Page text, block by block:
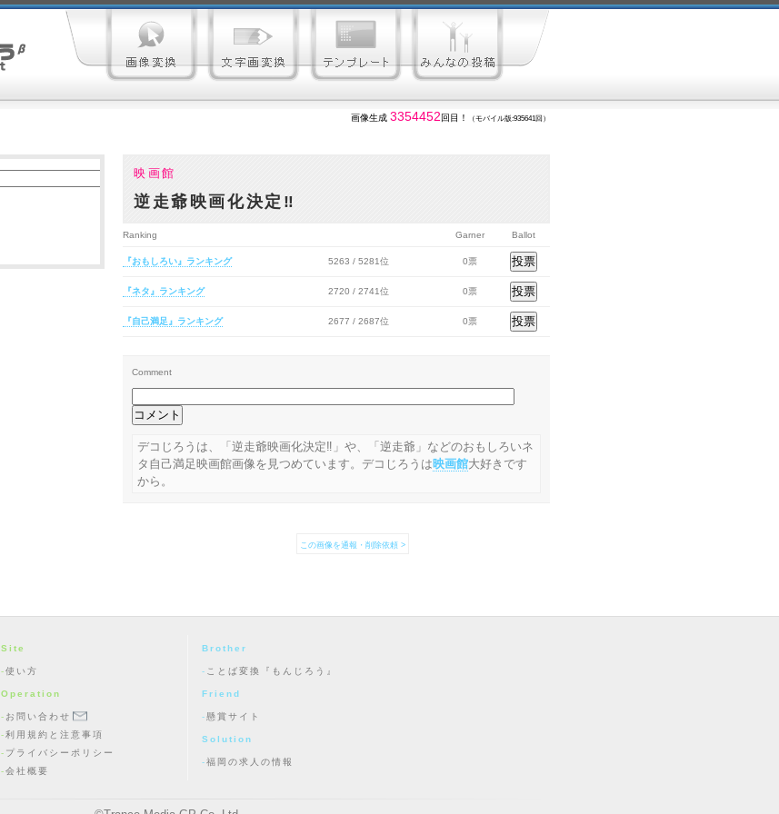
画像生成 3354452 回目！ （モバイル版:935641回）
映画館
逆走爺映画化決定‼
Ranking Garner Ballot
『おもしろい』ランキング 5263 / 5281位 0票
『ネタ』ランキング 2720 / 2741位 0票
『自己満足』ランキング 2677 / 2687位 0票
Comment
デコじろうは、「逆走爺映画化決定‼」や、「逆走爺」などのおもしろいネ
タ自己満足映画館画像を見つめています。デコじろうは映画館大好きです
から。
この画像を通報・削除依頼 >
Site
使い方
Operation
お問い合わせ
利用規約と注意事項
プライバシーポリシー
会社概要
Brother
ことば変換『もんじろう』
Friend
懸賞サイト
Solution
福岡の求人の情報